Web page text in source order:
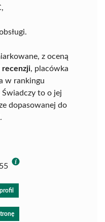
z oceną
recenzji, placówka
w rankingu
to o jej
dopasowanej do